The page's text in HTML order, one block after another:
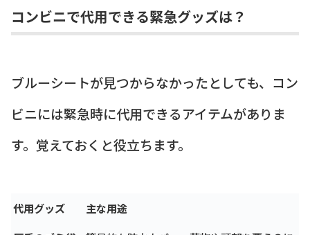
コンビニで代用できる緊急グッズは？
ブルーシートが見つからなかったとしても、コン
ビニには緊急時に代用できるアイテムがありま
す。覚えておくと役立ちます。
代用グッズ
主な用途